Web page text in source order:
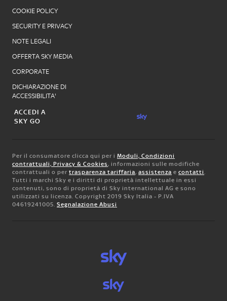
COOKIE POLICY
SECURITY E PRIVACY
NOTE LEGALI
OFFERTA SKY MEDIA
CORPORATE
DICHIARAZIONE DI
ACCESSIBILITA'
ACCEDI A
SKY GO
Per il consumatore clicca qui per i Moduli, Condizioni
contrattuali, Privacy & Cookies, informazioni sulle modifiche
contrattuali o per trasparenza tariffaria, assistenza e contatti.
Tutti i marchi Sky e i diritti di proprietà intellettuale in essi
contenuti, sono di proprietà di Sky international AG e sono
utilizzati su licenza. Copyright 2019 Sky Italia - P.IVA
04619241005. Segnalazione Abusi